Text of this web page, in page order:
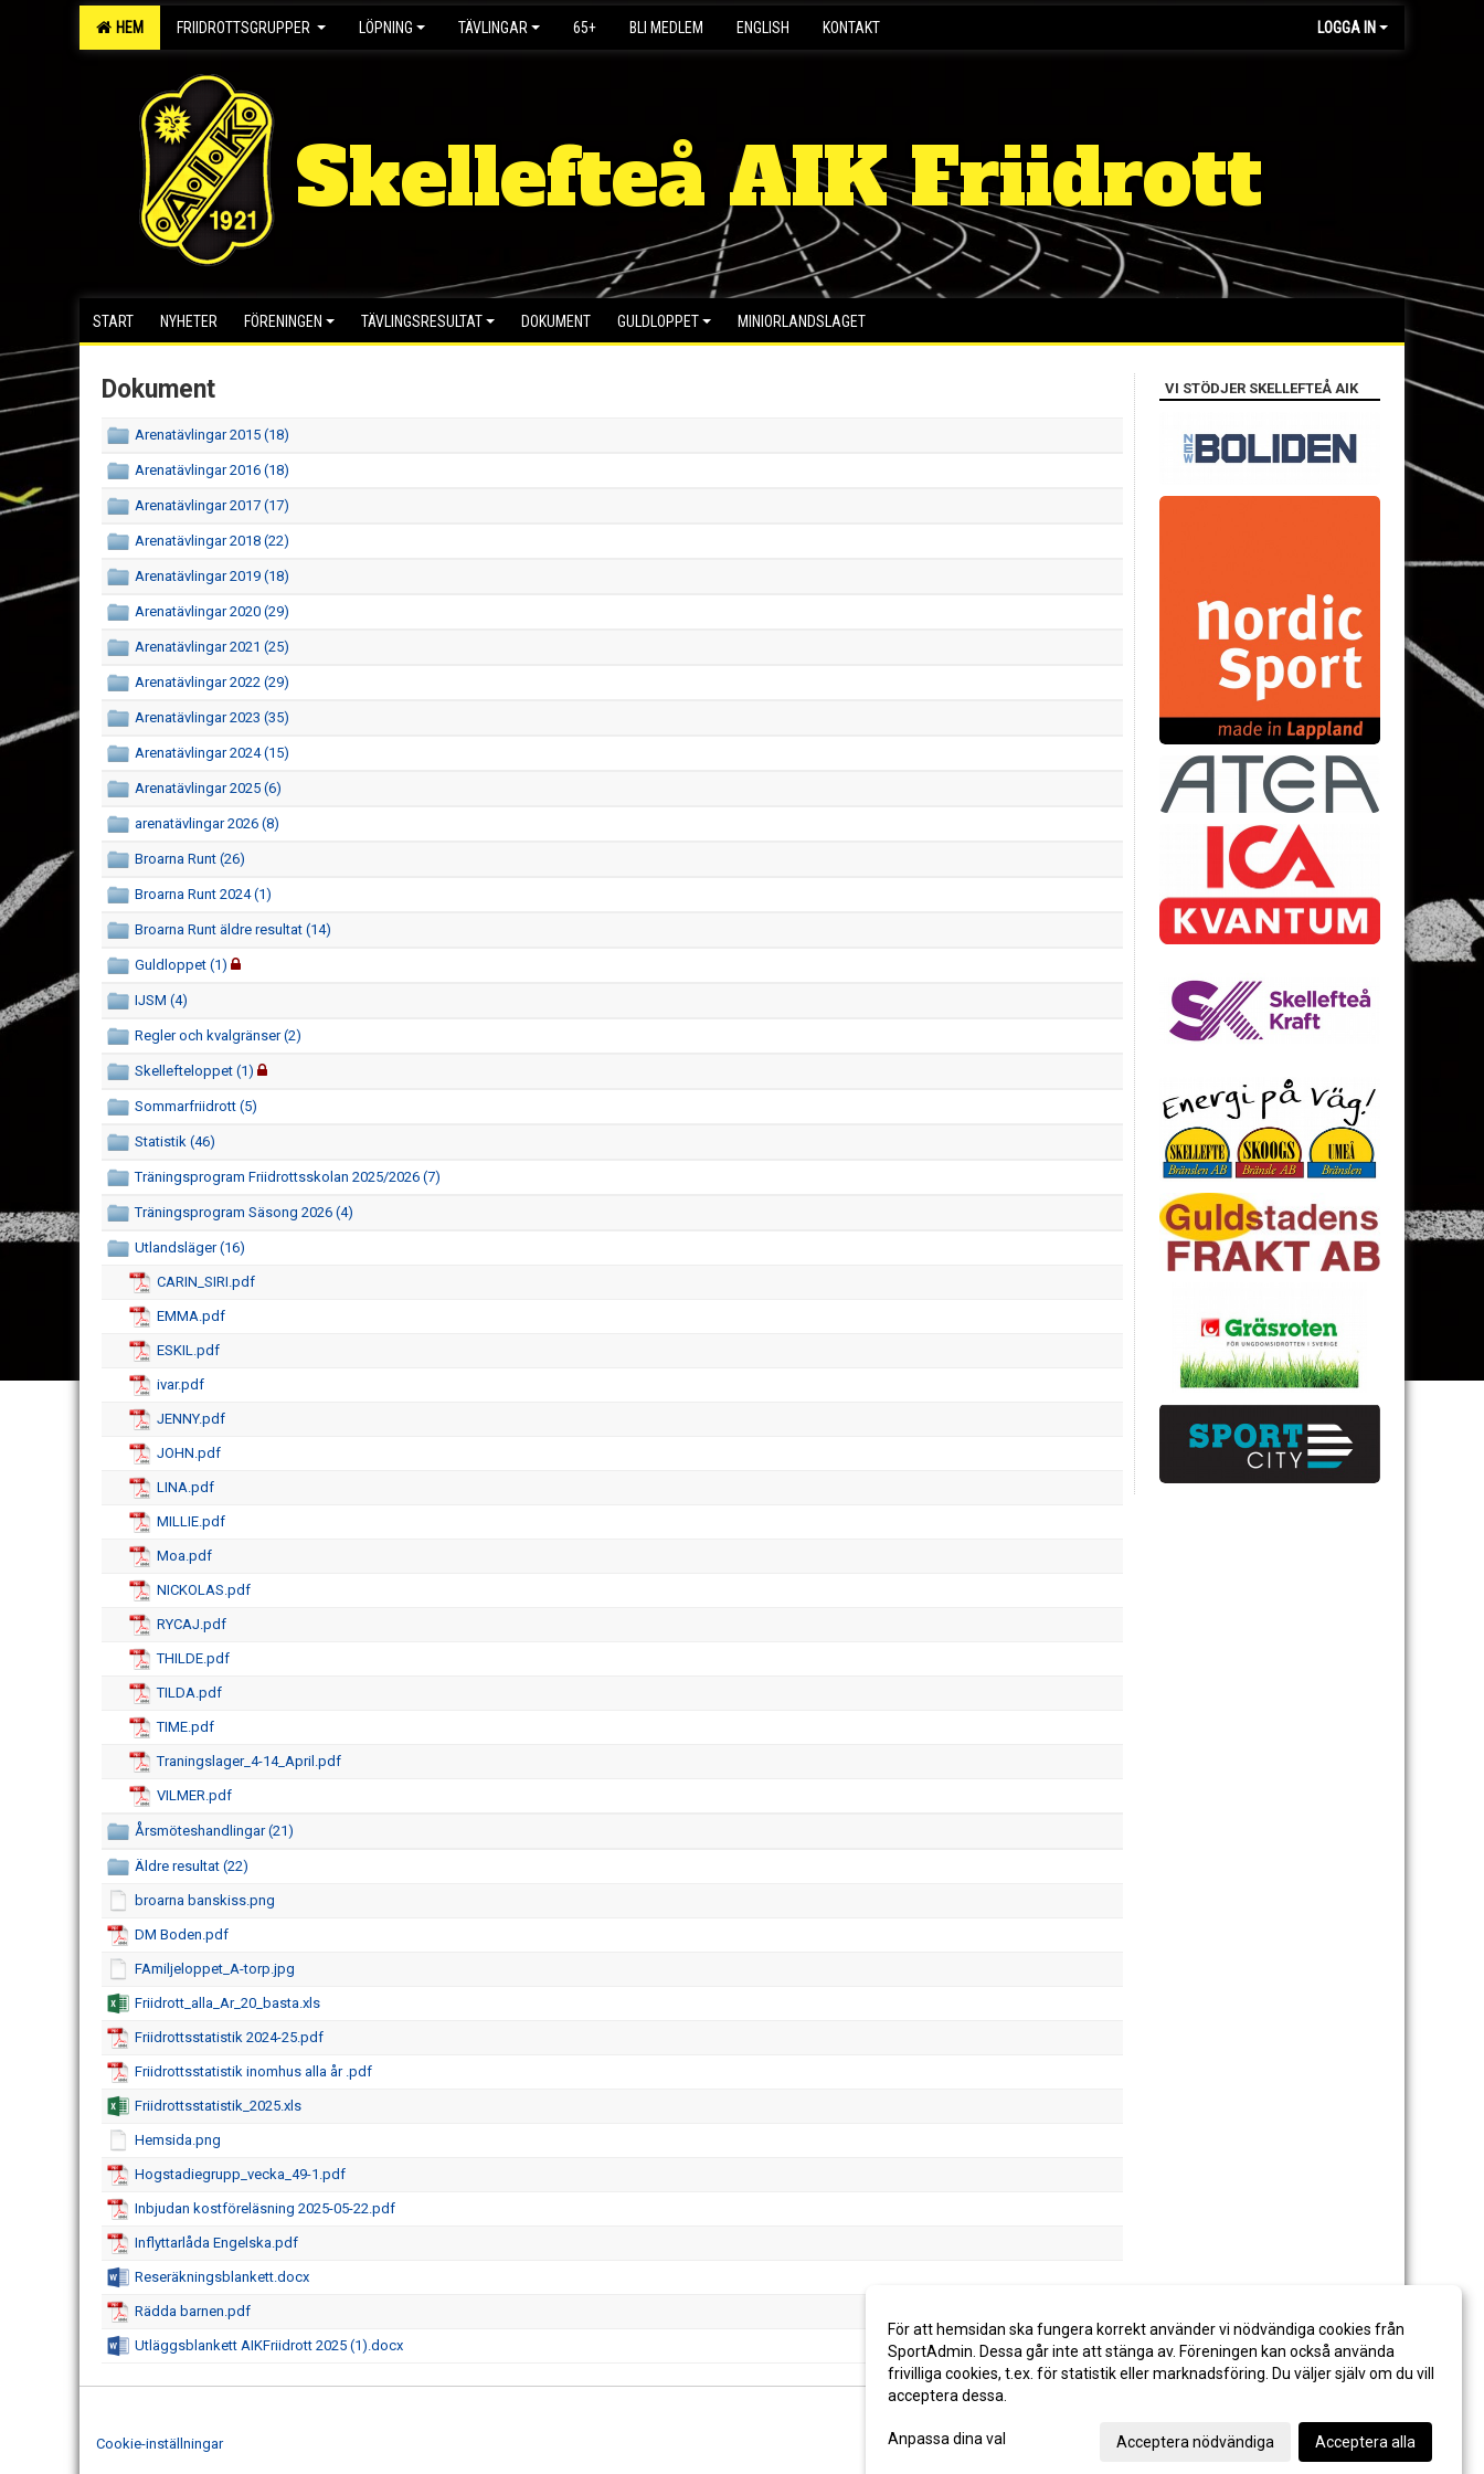
HEM FRIIDROTTSGRUPPER LÖPNING TÄVLINGAR 65+ BLI MEDLEM ENGLISH KONTAKT LOGGA IN
Skellefteå AIK Friidrott
START NYHETER FÖRENINGEN TÄVLINGSRESULTAT DOKUMENT GULDLOPPET MINIORLANDSLAGET
Dokument
Arenatävlingar 2015 (18)
Arenatävlingar 2016 (18)
Arenatävlingar 2017 (17)
Arenatävlingar 2018 (22)
Arenatävlingar 2019 (18)
Arenatävlingar 2020 (29)
Arenatävlingar 2021 (25)
Arenatävlingar 2022 (29)
Arenatävlingar 2023 (35)
Arenatävlingar 2024 (15)
Arenatävlingar 2025 (6)
arenatävlingar 2026 (8)
Broarna Runt (26)
Broarna Runt 2024 (1)
Broarna Runt äldre resultat (14)
Guldloppet (1)
IJSM (4)
Regler och kvalgränser (2)
Skellefteloppet (1)
Sommarfriidrott (5)
Statistik (46)
Träningsprogram Friidrottsskolan 2025/2026 (7)
Träningsprogram Säsong 2026 (4)
Utlandsläger (16)
CARIN_SIRI.pdf
EMMA.pdf
ESKIL.pdf
ivar.pdf
JENNY.pdf
JOHN.pdf
LINA.pdf
MILLIE.pdf
Moa.pdf
NICKOLAS.pdf
RYCAJ.pdf
THILDE.pdf
TILDA.pdf
TIME.pdf
Traningslager_4-14_April.pdf
VILMER.pdf
Årsmöteshandlingar (21)
Äldre resultat (22)
broarna banskiss.png
DM Boden.pdf
FAmiljeloppet_A-torp.jpg
Friidrott_alla_Ar_20_basta.xls
Friidrottsstatistik 2024-25.pdf
Friidrottsstatistik inomhus alla år .pdf
Friidrottsstatistik_2025.xls
Hemsida.png
Hogstadiegrupp_vecka_49-1.pdf
Inbjudan kostföreläsning 2025-05-22.pdf
Inflyttarlåda Engelska.pdf
Reseräkningsblankett.docx
Rädda barnen.pdf
Utläggsblankett AIKFriidrott 2025 (1).docx
VI STÖDJER SKELLEFTEÅ AIK
Cookie-inställningar
För att hemsidan ska fungera korrekt använder vi nödvändiga cookies från
SportAdmin. Dessa går inte att stänga av. Föreningen kan också använda
frivilliga cookies, t.ex. för statistik eller marknadsföring. Du väljer själv om du vill
acceptera dessa.
Anpassa dina val Acceptera nödvändiga Acceptera alla